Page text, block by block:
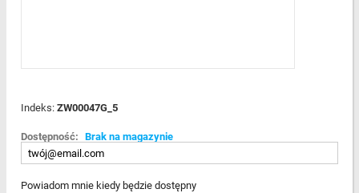
Indeks: ZW00047G_5
Dostępność: Brak na magazynie
Powiadom mnie kiedy będzie dostępny